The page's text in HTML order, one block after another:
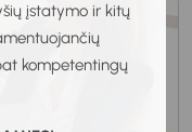
įstatymo ir kitų
kompetentingų